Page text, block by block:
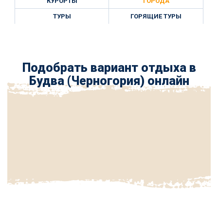
ТУРЫ ГОРЯЩИЕ ТУРЫ
Подобрать вариант отдыха в
Будва (Черногория) онлайн